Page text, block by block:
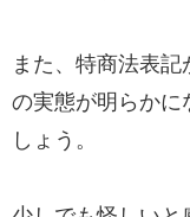
また、特商法表
の実態が明らかに
しょう。